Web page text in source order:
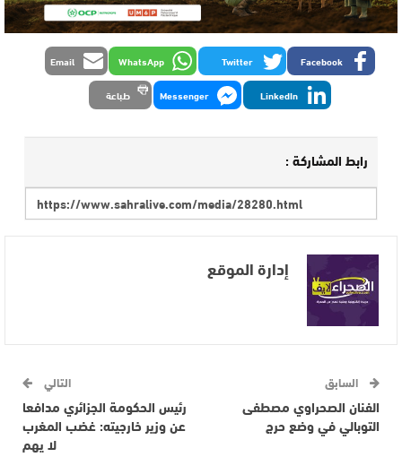
Facebook
Twitter
WhatsApp
Email
LinkedIn
Messenger طباعة
رابط المشاركة :
إدارة الموقع
السابق
الفنان الصحراوي مصطفى
التوبالي في وضع حرج
التالي
رئيس الحكومة الجزائري مدافعا
عن وزير خارجيته: غضب المغرب
لا يهم